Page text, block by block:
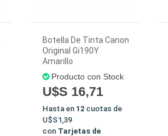
Botella De Tinta Canon
Original Gi190Y
Amarillo
Producto con Stock
U$S 16,71
Hasta en 12 cuotas de
U$S1,39
con Tarjetas de